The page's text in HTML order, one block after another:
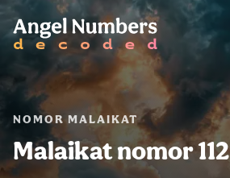
NOMOR MALAIKAT
Malaikat nomor 112
PERINGATAN: